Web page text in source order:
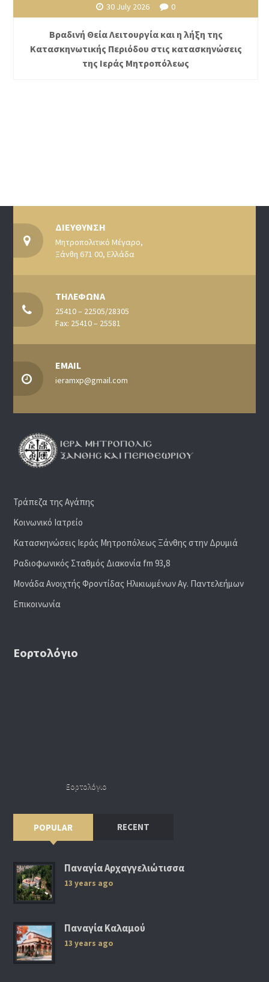
30 July 2026 0
Βραδινή Θεία Λειτουργία και η λήξη της
Κατασκηνωτικής Περιόδου στις κατασκηνώσεις
της Ιεράς Μητροπόλεως
ΔΙΕΥΘΥΝΣΗ
Μητροπολιτικό Μέγαρο,
Ξάνθη 671 00, Ελλάδα
ΤΗΛΕΦΩΝΑ
25410 – 22505/28305
Fax: 25410 – 25581
EMAIL
ieramxp@gmail.com
Τράπεζα της Αγάπης
Κοινωνικό Ιατρείο
Κατασκηνώσεις Ιεράς Μητροπόλεως Ξάνθης στην Δρυμιά
Ραδιoφωνικός Σταθμός Διακονία fm 93,8
Μονάδα Ανοιχτής Φροντίδας Ηλικιωμένων Αγ. Παντελεήμων
Επικοινωνία
Εορτολόγιο
Εορτολόγιο
POPULAR RECENT
Παναγία Αρχαγγελιώτισσα
13 years ago
Παναγία Καλαμού
13 years ago